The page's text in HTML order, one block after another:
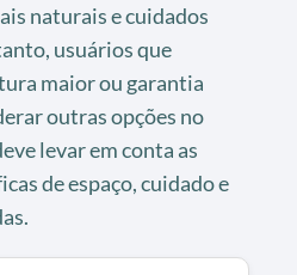
naturais e cuidados
usuários que
maior ou garantia
outras opções no
levar em conta as
de espaço, cuidado e